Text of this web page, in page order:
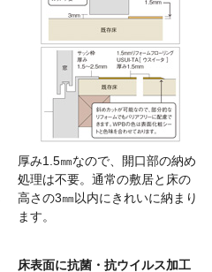
厚み1.5㎜なので、開口部の納め
処理は不要。通常の敷居と床の
高さの3㎜以内にきれいに納まり
ます。
床表面に抗菌・抗ウイルス加工